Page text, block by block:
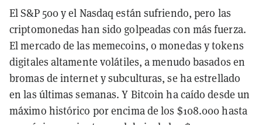
El S&P 500 y el Nasdaq están sufriendo, pero las
criptomonedas han sido golpeadas con más fuerza.
El mercado de las memecoins, o monedas y tokens
digitales altamente volátiles, a menudo basados en
bromas de internet y subculturas, se ha estrellado
en las últimas semanas. Y Bitcoin ha caído desde un
máximo histórico por encima de los $108.000 hasta